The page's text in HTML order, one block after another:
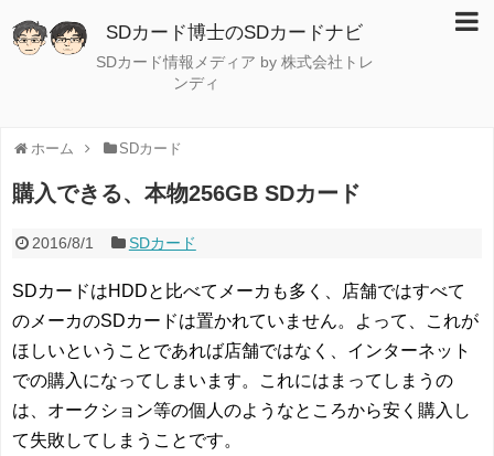
SDカード博士のSDカードナビ
SDカード情報メディア by 株式会社トレ
ンディ
ホーム SDカード
購入できる、本物256GB SDカード
2016/8/1 SDカード
SDカードはHDDと比べてメーカも多く、店舗ではすべて
のメーカのSDカードは置かれていません。よって、これが
ほしいということであれば店舗ではなく、インターネット
での購入になってしまいます。これにはまってしまうの
は、オークション等の個人のようなところから安く購入し
て失敗してしまうことです。